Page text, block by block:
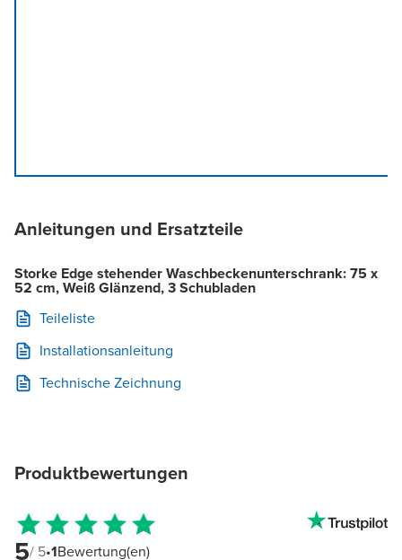
Anleitungen und Ersatzteile
Storke Edge stehender Waschbeckenunterschrank: 75 x
52 cm, Weiß Glänzend, 3 Schubladen
Teileliste
Installationsanleitung
Technische Zeichnung
Produktbewertungen
5/ 5•1Bewertung(en)